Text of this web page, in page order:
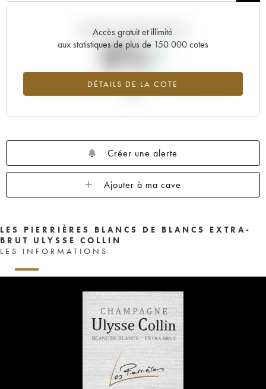
Accès gratuit et illimité
aux statistiques de plus de 150 000 cotes
DÉTAILS DE LA COTE
Tendance actuelle de la cote
0%
Tendance à la hausse du millésime 2007 en 2026 par rapport à
Créer une alerte
Ajouter à ma cave
LES PIERRIÈRES BLANCS DE BLANCS EXTRA-
BRUT ULYSSE COLLIN
LES INFORMATIONS